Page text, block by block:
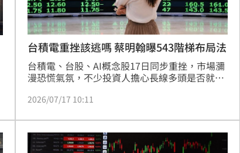
台積電重挫該逃嗎 蔡明翰曝543階梯布局法
台積電、台股、AI概念股17日同步重挫，市場瀰
漫恐慌氣氛，不少投資人擔心長線多頭是否就此
非基本面惡化，而是漲幅過大後的籌碼修正，投
與台積電未來獲利是否持續成長，並提出「543
階梯布局法」，作為震盪行情中的投資策略。(記
者唐家興)
2026/07/17 10:11